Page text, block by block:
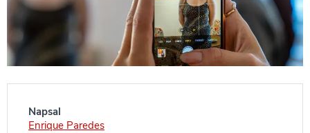
Napsal
Enrique Paredes